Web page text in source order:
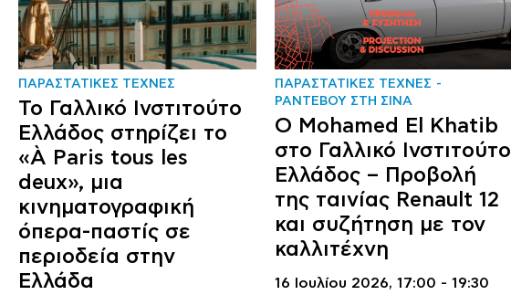
ΠΑΡΑΣΤΑΤΙΚΕΣ ΤΕΧΝΕΣ
Το Γαλλικό Ινστιτούτο
Ελλάδος στηρίζει το
«À Paris tous les
deux», μια
κινηματογραφική
όπερα-παστίς σε
περιοδεία στην
Ελλάδα
ΠΑΡΑΣΤΑΤΙΚΕΣ ΤΕΧΝΕΣ
ΡΑΝΤΕΒΟΥ ΣΤΗ ΣΙΝΑ
Ο Mohamed El Khatib
στο Γαλλικό Ινστιτούτο
Ελλάδος – Προβολή
της ταινίας Renault 12
και συζήτηση με τον
καλλιτέχνη
16 Ιουλίου 2026, 17:00 - 19:30